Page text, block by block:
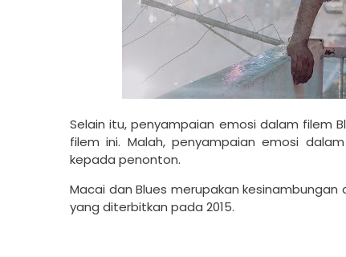
Selain itu, penyampaian emosi dalam filem
filem ini. Malah, penyampaian emosi
kepada penonton.
Macai dan Blues merupakan
yang diterbitkan pada 2015.